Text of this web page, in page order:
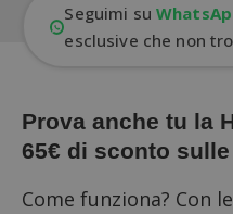
Seguimi su
esclusive che non
Prova anche tu la
65€ di sconto
Come funziona? Con le